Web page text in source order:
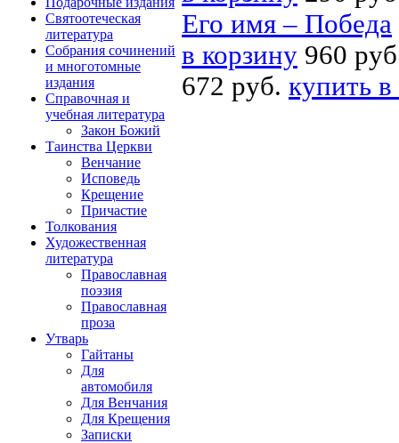
Святоотеческая
литература
Собрания сочинений
и многотомные
издания
Справочная и
учебная литература
Закон Божий
Таинства Церкви
Венчание
Исповедь
Крещение
Причастие
Толкования
Художественная
литература
Православная
поэзия
Православная
проза
Утварь
Гайтаны
Для
автомобиля
Для Венчания
Для Крещения
Записки
Его имя – Победа
в корзину 960
672 руб. купить